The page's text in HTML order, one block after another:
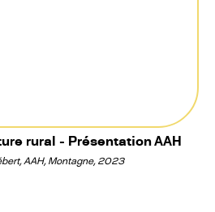
rural - Présentation AAH
AAH, Montagne, 2023